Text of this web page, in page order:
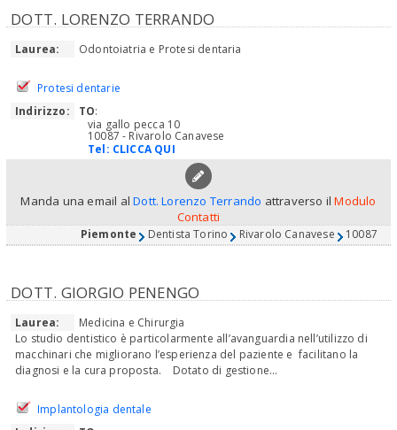
DOTT. LORENZO TERRANDO
Laurea: Odontoiatria e Protesi dentaria
Protesi dentarie
Indirizzo:
TO:
via gallo pecca 10
10087 - Rivarolo Canavese
Tel: CLICCA QUI
Manda una email alDott. Lorenzo Terrando attraverso ilModulo
Contatti
Piemonte Dentista Torino Rivarolo Canavese 10087
DOTT. GIORGIO PENENGO
Laurea:
Medicina e Chirurgia
Lo studio dentistico è particolarmente all’avanguardia nell’utilizzo di
macchinari che migliorano l’esperienza del paziente e facilitano la
diagnosi e la cura proposta. Dotato di gestione...
Implantologia dentale